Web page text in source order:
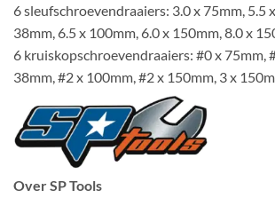
6 sleufschroevendraaiers: 3.0 x 75mm, 5.5
38mm, 6.5 x 100mm, 6.0 x 150mm, 8.0 x
6 kruiskopschroevendraaiers: #0 x 75mm,
38mm, #2 x 100mm, #2 x 150mm, 3 x
Over SP Tools